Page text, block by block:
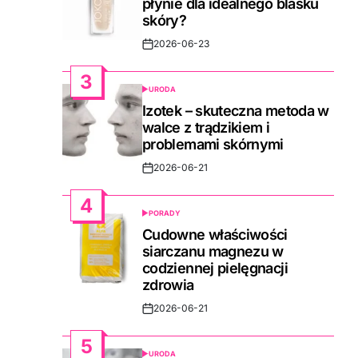
płynie dla idealnego blasku
skóry?
Post2026-06-23
3
POSTED
IN
URODA
Izotek – skuteczna metoda w
walce z trądzikiem i
problemami skórnymi
Post2026-06-21
4
POSTED
IN
PORADY
Cudowne właściwości
siarczanu magnezu w
codziennej pielęgnacji
zdrowia
Post2026-06-21
5 URODA